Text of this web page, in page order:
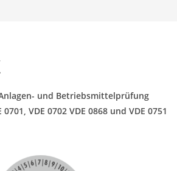
und Betriebsmittelprüfung
0701, VDE 0702 VDE 0868 und VDE 0751